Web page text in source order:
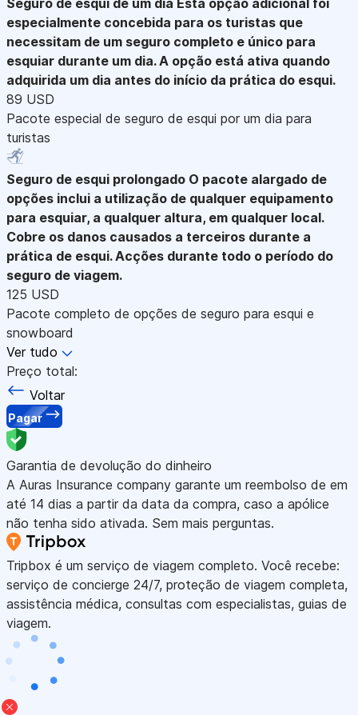
especialmente concebida para os turistas que
necessitam de um seguro completo e único para
esquiar durante um dia. A opção está ativa quando
adquirida um dia antes do início da prática do esqui.
89 USD
Pacote especial de seguro de esqui por um dia para
turistas
Seguro de esqui prolongado O pacote alargado de
opções inclui a utilização de qualquer equipamento
para esquiar, a qualquer altura, em qualquer local.
Cobre os danos causados a terceiros durante a
prática de esqui. Acções durante todo o período do
seguro de viagem.
125 USD
Pacote completo de opções de seguro para esqui e
snowboard
Ver tudo
Preço total:
Voltar
Pagar
Garantia de devolução do dinheiro
A Auras Insurance company garante um reembolso de em
até 14 dias a partir da data da compra, caso a apólice
não tenha sido ativada. Sem mais perguntas.
Tripbox é um serviço de viagem completo. Você recebe:
serviço de concierge 24/7, proteção de viagem completa,
assistência médica, consultas com especialistas, guias de
viagem.